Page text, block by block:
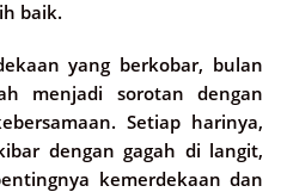
baik.
yang berkobar, bulan
menjadi sorotan dengan
Setiap harinya,
dengan gagah di langit,
kemerdekaan dan